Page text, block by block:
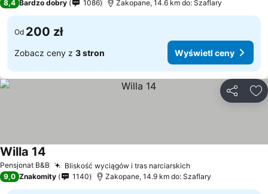
8,4 Bardzo dobry 1086 Zakopane, 14.6 km do: Szaflary
Od 200 zł
Zobacz ceny z 3 stron Wyświetl ceny
Pensjonat B&B Bliskość wyciągów i tras narciarskich
Willa 14
9,0 Znakomity 1140 Zakopane, 14.9 km do: Szaflary